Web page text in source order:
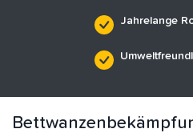
Jahrelange